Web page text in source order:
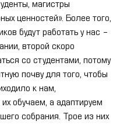
магистры
ценностей». Более того,
будут работать у нас –
второй скоро
со студентами, потому
почву для того, чтобы
к нам,
обучаем, а адаптируем
собрания. Трое из них